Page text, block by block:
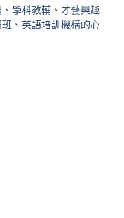
學科教輔、才藝興趣
、英語培訓機構的心